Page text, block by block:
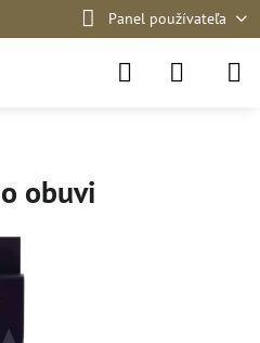
Panel používateľa
obuvi